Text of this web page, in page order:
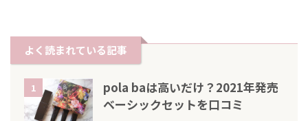
よく読まれている記事
1
pola baは高いだけ？2021年発売
ベーシックセットを口コミ